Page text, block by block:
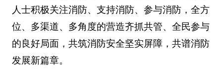
人士积极关注消防、支持消防、参与消防，全方
位、多渠道、多角度的营造齐抓共管、全民参与
的良好局面，共筑消防安全坚实屏障，共谱消防
发展新篇章。